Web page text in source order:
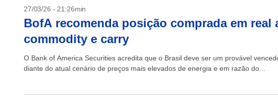
27/03/26 - 21:26min
BofA recomenda posição comprada em real
commodity e carry
O Bank of America Securities acredita que o Brasil deve ser um provável
diante do atual cenário de preços mais elevados de energia e em razão do...